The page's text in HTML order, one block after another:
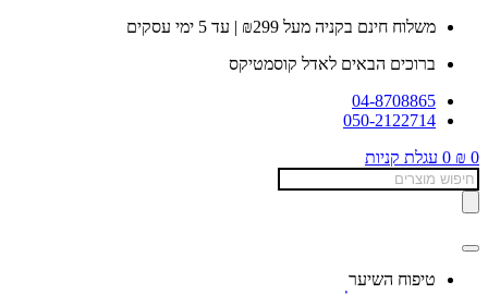
משלוח חינם בקניה מעל ₪299 | עד 5 ימי עסקים
ברוכים הבאים לאדל קוסמטיקס
04-8708865
050-2122714
₪ 0
0 עגלת קניות
Products
search
טיפוח השיער